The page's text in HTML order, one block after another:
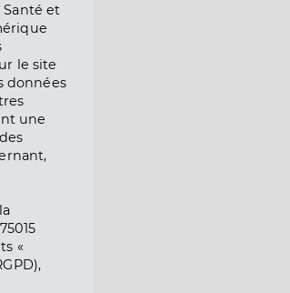
et
le site
données
une
«